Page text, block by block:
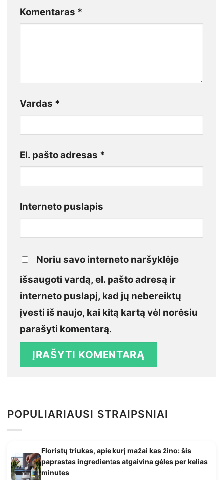
Komentaras *
Vardas *
El. pašto adresas *
Interneto puslapis
Noriu savo interneto naršyklėje
išsaugoti vardą, el. pašto adresą ir
interneto puslapį, kad jų nebereiktų
įvesti iš naujo, kai kitą kartą vėl norėsiu
parašyti komentarą.
POPULIARIAUSI STRAIPSNIAI
Floristų triukas, apie kurį mažai kas žino: šis
paprastas ingredientas atgaivina gėles per kelias
minutes